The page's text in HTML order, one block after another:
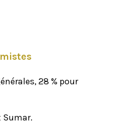
28 % pour
Sumar.